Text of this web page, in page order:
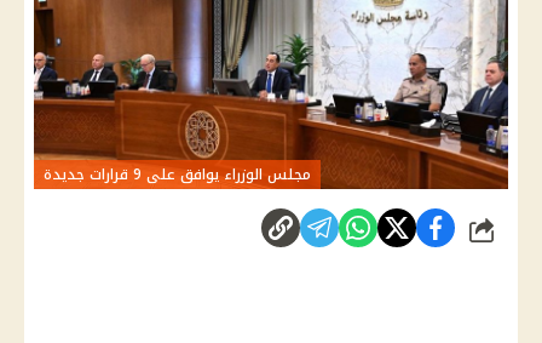
مجلس الوزراء يوافق على 9 قرارات جديدة
شارك